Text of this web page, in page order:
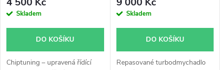
o
o
d
Skladem
DO KOŠÍKU
Chiptuning – upravená řídící
Skladem
DO KOŠÍKU
Repasované turbodmychadlo